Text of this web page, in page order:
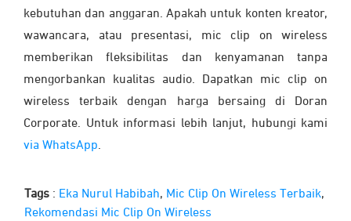
kebutuhan dan anggaran. Apakah untuk konten kreator,
wawancara, atau presentasi, mic clip on wireless
memberikan fleksibilitas dan kenyamanan tanpa
mengorbankan kualitas audio.
Dapatkan mic clip on
wireless terbaik dengan harga bersaing di Doran
Corporate. Untuk informasi lebih lanjut, hubungi kami
via WhatsApp.
Tags : Eka Nurul Habibah, Mic Clip On Wireless Terbaik,
Rekomendasi Mic Clip On Wireless